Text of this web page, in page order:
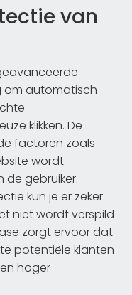
van
om automatisch
klikken. De
factoren zoals
wordt
gebruiker.
kun je er zeker
niet wordt verspild
zorgt ervoor dat
potentiële klanten
hoger